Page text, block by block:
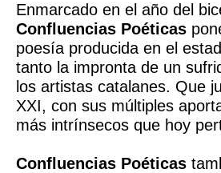
Enmarcado en el año del
Confluencias Poéticas
poesía producida en el
tanto la impronta de un
los artistas catalanes. Que
XXI, con sus múltiples
más intrínsecos que hoy
Confluencias Poéticas